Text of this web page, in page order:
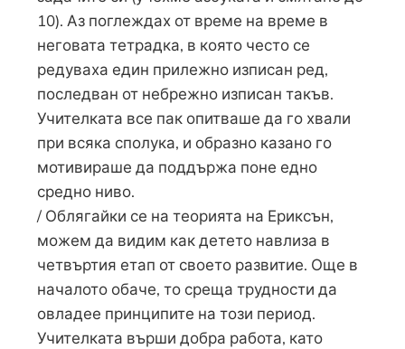
10). Аз поглеждах от време на време в
неговата тетрадка, в която често се
редуваха един прилежно изписан ред,
последван от небрежно изписан такъв.
Учителката все пак опитваше да го хвали
при всяка сполука, и образно казано го
мотивираше да поддържа поне едно
средно ниво.
/ Облягайки се на теорията на Ериксън,
можем да видим как детето навлиза в
четвъртия етап от своето развитие. Още в
началото обаче, то среща трудности да
овладее принципите на този период.
Учителката върши добра работа, като